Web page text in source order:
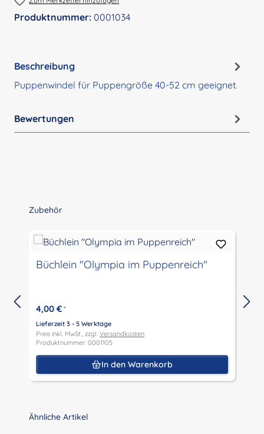
Produktnummer: 0001034
Beschreibung
Puppenwindel für Puppengröße 40-52 cm geeignet.
Bewertungen
Produktgalerie überspringen
Zubehör
Büchlein "Olympia im Puppenreich"
4,00 € *
Lieferzeit 3 - 5 Werktage
Preis inkl. MwSt., zzgl. Versandkosten
Produktnummer: 0001105
In den Warenkorb
Produktgalerie überspringen
Ähnliche Artikel